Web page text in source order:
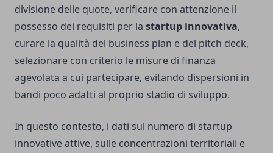
divisione delle quote, verificare con attenzione il
possesso dei requisiti per la startup innovativa,
curare la qualità del business plan e del pitch deck,
selezionare con criterio le misure di finanza
agevolata a cui partecipare, evitando dispersioni in
bandi poco adatti al proprio stadio di sviluppo.
In questo contesto, i dati sul numero di startup
innovative attive, sulle concentrazioni territoriali e